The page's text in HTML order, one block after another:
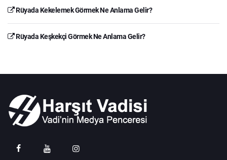
Rüyada Kekelemek Görmek Ne Anlama Gelir?
Rüyada Keşkekçi Görmek Ne Anlama Gelir?